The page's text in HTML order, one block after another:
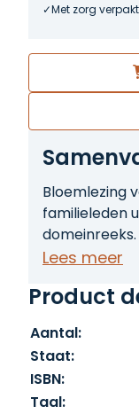
Met zorg
Bloemlezing
familieleden
domeinreeks.
Lees meer
Product
Aantal:
Staat:
ISBN:
Taal: